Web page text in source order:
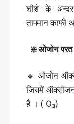
शीशे के
तापमान काफी
❇️ ओजोन
🔹 ओजोन
जिसमें
हैं । ( O₃)